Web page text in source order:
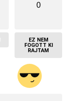
0
EZ NEM
FOGOTT KI
RAJTAM